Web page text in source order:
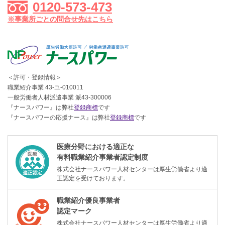
0120-573-473
※事業所ごとの問合せ先はこちら
＜許可・登録情報＞
職業紹介事業 43-ユ-010011
一般労働者人材派遣事業 派43-300006
『ナースパワー』は弊社登録商標です
『ナースパワーの応援ナース』は弊社登録商標です
医療分野における適正な
有料職業紹介事業者認定制度
株式会社ナースパワー人材センターは厚生労働省より適
正認定を受けております。
職業紹介優良事業者
認定マーク
株式会社ナースパワー人材センターは厚生労働省より適